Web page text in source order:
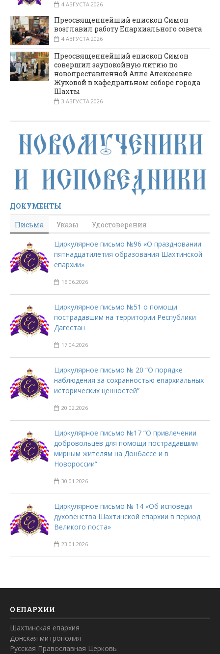
4 АВГУСТА 2026
Преосвященнейший епископ Симон
возглавил работу Епархиального совета
4 АВГУСТА 2026
Преосвященнейший епископ Симон
совершил заупокойную литию по
новопреставленной Алле Алексеевне
Жуковой в кафедральном соборе города
Шахты
3 АВГУСТА 2026
ДОКУМЕНТЫ
Письма
Указы Удостоверения
Циркулярное письмо №96 «О праздновании
пятнадцатилетия образования Шахтинской
епархии»
16.06.2026
Циркулярное письмо №51 о помощи
пострадавшим на территории Республики
Дагестан
17.04.2026
Циркулярное письмо № 20 “О порядке
наблюдения за сохранностью епархиальных
исторических ценностей”
20.02.2026
Циркулярное письмо №17 “О привлечении
добровольцев для помощи пострадавшим
мирным жителям на Донбассе и в
Новороссии”
30.01.2026
Циркулярное письмо № 14 «Об исповеди
духовенства Шахтинской епархии в период
Великого поста»
23.01.2026
О ЕПАРХИИ
Шахтинская епархия
Донская митрополия
Русская Православная Церковь